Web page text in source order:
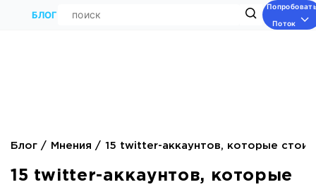
БЛОГ Поиск
Поток
Блог Мнения 15 twitter-аккаунтов, которые
15 twitter-аккаунтов, которые